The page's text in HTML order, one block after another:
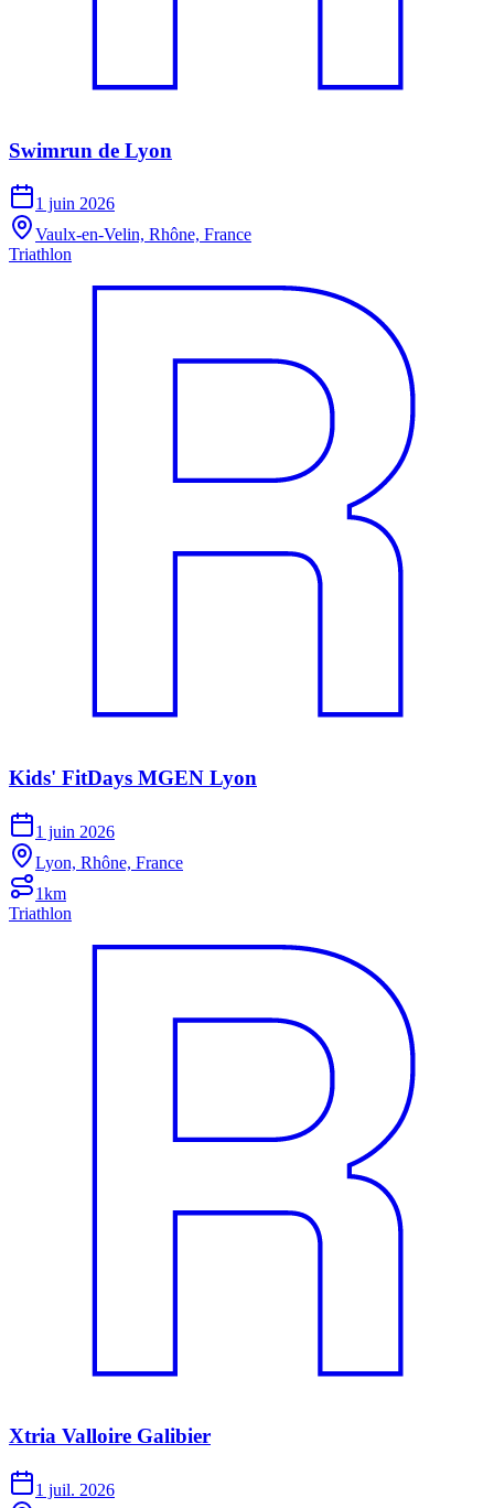
Swimrun de Lyon
1 juin 2026
Vaulx-en-Velin, Rhône, France
Triathlon
Kids' FitDays MGEN Lyon
1 juin 2026
Lyon, Rhône, France
1km
Triathlon
Xtria Valloire Galibier
1 juil. 2026